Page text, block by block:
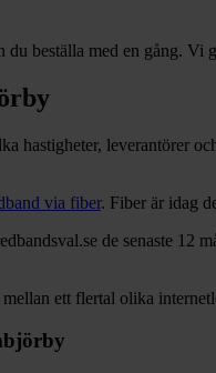
beställa med en gång.
hastigheter, leverantörer
via fiber. Fiber är idag
de senaste 12
ett flertal olika